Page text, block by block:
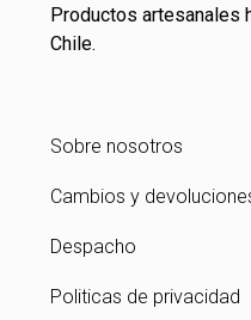
Productos artesanales
Chile.
Sobre nosotros
Cambios y
Despacho
Politicas de privacidad